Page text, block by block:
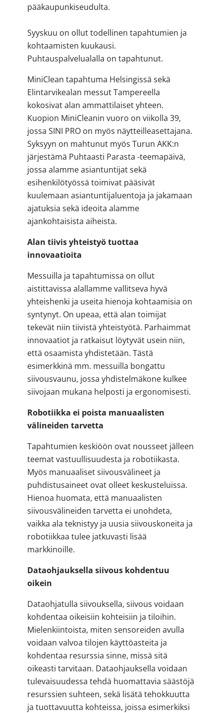
pääkaupunkiseudulta.
Syyskuu on ollut todellinen tapahtumien ja
kohtaamisten kuukausi.
Puhtauspalvelualalla on tapahtunut.
MiniClean tapahtuma Helsingissä sekä
Elintarvikealan messut Tampereella
kokosivat alan ammattilaiset yhteen.
Kuopion MiniCleanin vuoro on viikolla 39,
jossa SINI PRO on myös näytteilleasettajana.
Syksyyn on mahtunut myös Turun AKK:n
järjestämä Puhtaasti Parasta -teemapäivä,
jossa alamme asiantuntijat sekä
esihenkilötyössä toimivat pääsivät
kuulemaan asiantuntijaluentoja ja jakamaan
ajatuksia sekä ideoita alamme
ajankohtaisista aiheista.
Alan tiivis yhteistyö tuottaa
innovaatioita
Messuilla ja tapahtumissa on ollut
aistittavissa alallamme vallitseva hyvä
yhteishenki ja useita hienoja kohtaamisia on
syntynyt. On upeaa, että alan toimijat
tekevät niin tiivistä yhteistyötä. Parhaimmat
innovaatiot ja ratkaisut löytyvät usein niin,
että osaamista yhdistetään. Tästä
esimerkkinä mm. messuilla bongattu
siivousvaunu, jossa yhdistelmäkone kulkee
siivojaan mukana helposti ja ergonomisesti.
Robotiikka ei poista manuaalisten
välineiden tarvetta
Tapahtumien keskiöön ovat nousseet jälleen
teemat vastuullisuudesta ja robotiikasta.
Myös manuaaliset siivousvälineet ja
puhdistusaineet ovat olleet keskusteluissa.
Hienoa huomata, että manuaalisten
siivousvälineiden tarvetta ei unohdeta,
vaikka ala teknistyy ja uusia siivouskoneita ja
robotiikkaa tulee jatkuvasti lisää
markkinoille.
Dataohjauksella siivous kohdentuu
oikein
Dataohjatulla siivouksella, siivous voidaan
kohdentaa oikeisiin kohteisiin ja tiloihin.
Mielenkiintoista, miten sensoreiden avulla
voidaan valvoa tilojen käyttöasteita ja
kohdentaa resurssia sinne, missä sitä
oikeasti tarvitaan. Dataohjauksella voidaan
tulevaisuudessa tehdä huomattavia säästöjä
resurssien suhteen, sekä lisätä tehokkuutta
ja tuottavuutta kohteissa, joissa esimerkiksi